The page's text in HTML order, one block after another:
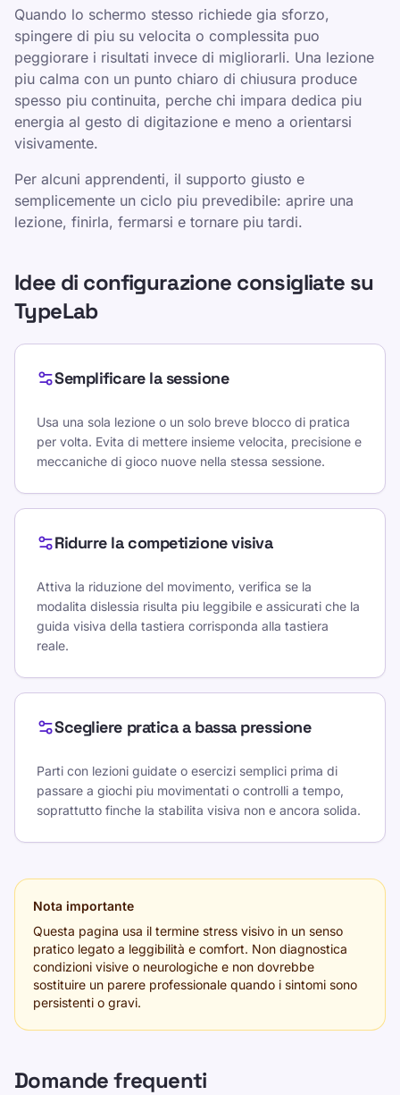
Quando lo schermo stesso richiede gia sforzo,
spingere di piu su velocita o complessita puo
peggiorare i risultati invece di migliorarli. Una lezione
piu calma con un punto chiaro di chiusura produce
spesso piu continuita, perche chi impara dedica piu
energia al gesto di digitazione e meno a orientarsi
visivamente.
Per alcuni apprendenti, il supporto giusto e
semplicemente un ciclo piu prevedibile: aprire una
lezione, finirla, fermarsi e tornare piu tardi.
Idee di configurazione consigliate su
TypeLab
Semplificare la sessione
Usa una sola lezione o un solo breve blocco di pratica
per volta. Evita di mettere insieme velocita, precisione e
meccaniche di gioco nuove nella stessa sessione.
Ridurre la competizione visiva
Attiva la riduzione del movimento, verifica se la
modalita dislessia risulta piu leggibile e assicurati che la
guida visiva della tastiera corrisponda alla tastiera
reale.
Scegliere pratica a bassa pressione
Parti con lezioni guidate o esercizi semplici prima di
passare a giochi piu movimentati o controlli a tempo,
soprattutto finche la stabilita visiva non e ancora solida.
Nota importante
Questa pagina usa il termine stress visivo in un senso
pratico legato a leggibilità e comfort. Non diagnostica
condizioni visive o neurologiche e non dovrebbe
sostituire un parere professionale quando i sintomi sono
persistenti o gravi.
Domande frequenti